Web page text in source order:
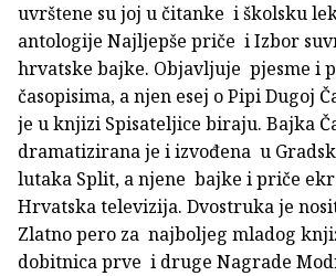
uvrštene su joj u čitanke i školsku
antologije Najljepše priče i Izbor
hrvatske bajke. Objavljuje pjesme i
časopisima, a njen esej o Pipi Dugoj
je u knjizi Spisateljice biraju. Bajka
dramatizirana je i izvođena u
lutaka Split, a njene bajke i priče
Hrvatska televizija. Dvostruka je
Zlatno pero za najboljeg mladog
dobitnica prve i druge Nagrade